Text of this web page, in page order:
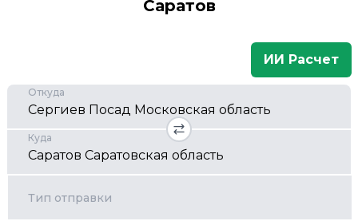
Саратов
ИИ Расчет
Откуда
Куда
Тип отправки